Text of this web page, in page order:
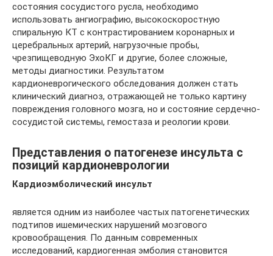
состояния сосудистого русла, необходимо
использовать ангиографию, высокоскоростную
спиральную КТ с контрастированием коронарных и
церебральных артерий, нагрузочные пробы,
чрезпищеводную ЭхоКГ и другие, более сложные,
методы диагностики. Результатом
кардионеврогического обследования должен стать
клинический диагноз, отражающей не только картину
повреждения головного мозга, но и состояние сердечно-
сосудистой системы, гемостаза и реологии крови.
Представления о патогенезе инсульта с
позиций кардионеврологии
Кардиоэмболический инсульт
является одним из наиболее частых патогенетических
подтипов ишемических нарушений мозгового
кровообращения. По данным современных
исследований, кардиогенная эмболия становится